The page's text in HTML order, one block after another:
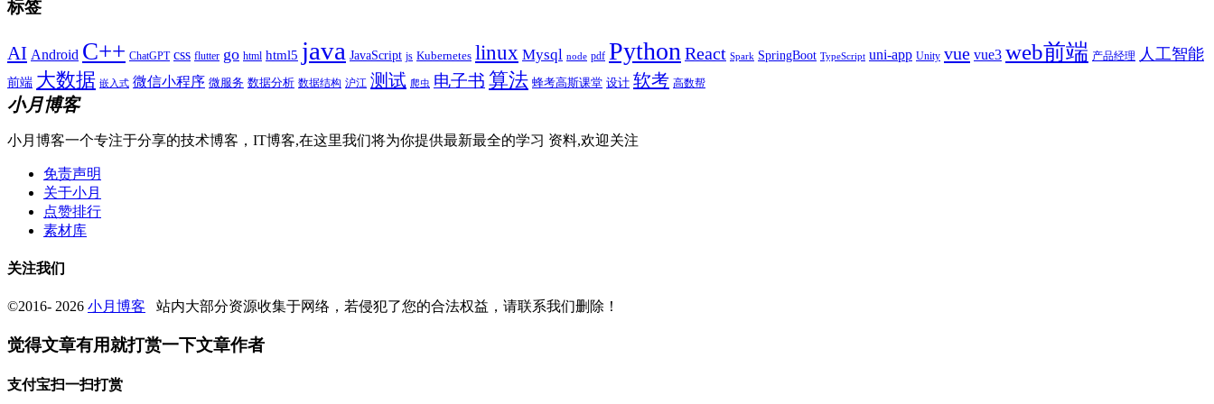
标签
AI Android C++ ChatGPT css flutter go html html5 java JavaScript js Kubernetes linux Mysql node pdf Python React Spark SpringBoot TypeScript uni-app Unity vue vue3 web前端 产品经理 人工智能
前端 大数据 嵌入式 微信小程序 微服务 数据分析 数据结构 沪江 测试 爬虫 电子书 算法 蜂考高斯课堂 设计 软考 高数帮
小月博客
小月博客一个专注于分享的技术博客，IT博客,在这里我们将为你提供最新最全的学习 资料,欢迎关注
免责声明
关于小月
点赞排行
素材库
关注我们
©2016- 2026 小月博客 站内大部分资源收集于网络，若侵犯了您的合法权益，请联系我们删除！
觉得文章有用就打赏一下文章作者
支付宝扫一扫打赏